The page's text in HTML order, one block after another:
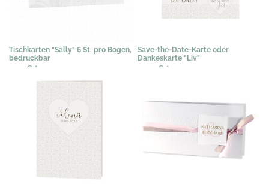
Tischkarten "Sally" 6 St. pro Bogen,
bedruckbar
2,41 € *
Save-the-Date-Karte oder
Dankeskarte "Liv"
0,50 € *